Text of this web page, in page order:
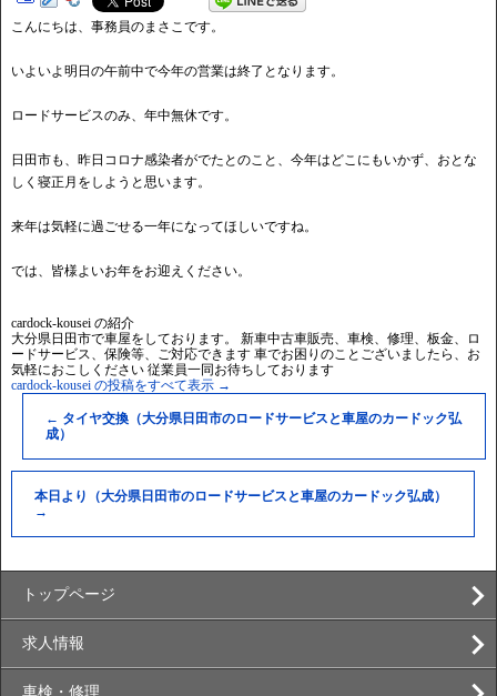
こんにちは、事務員のまさこです。
いよいよ明日の午前中で今年の営業は終了となります。
ロードサービスのみ、年中無休です。
日田市も、昨日コロナ感染者がでたとのこと、今年はどこにもいかず、おとな
しく寝正月をしようと思います。
来年は気軽に過ごせる一年になってほしいですね。
では、皆様よいお年をお迎えください。
cardock-kousei の紹介
大分県日田市で車屋をしております。 新車中古車販売、車検、修理、板金、ロ
ードサービス、保険等、ご対応できます 車でお困りのことございましたら、お
気軽におこしください 従業員一同お待ちしております
cardock-kousei の投稿をすべて表示 →
← タイヤ交換（大分県日田市のロードサービスと車屋のカードック弘
成）
本日より（大分県日田市のロードサービスと車屋のカードック弘成）
→
トップページ
求人情報
車検・修理